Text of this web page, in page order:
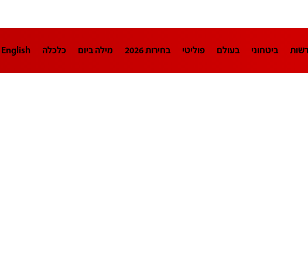
ביטחוני בעולם פוליטי בחירות 2026 מילה ביום כלכלה English